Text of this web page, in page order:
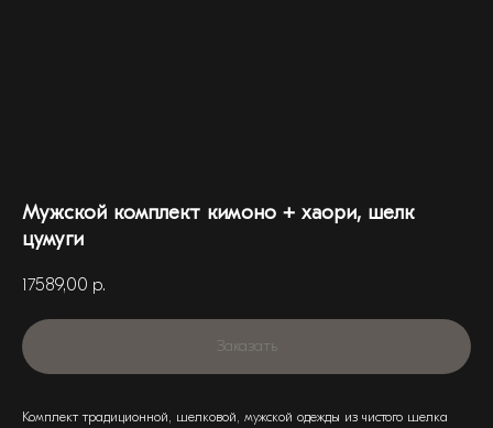
Мужской комплект кимоно + хаори, шелк
цумуги
17589,00 р.
Заказать
Комплект традиционной, шелковой, мужской одежды из чистого шелка